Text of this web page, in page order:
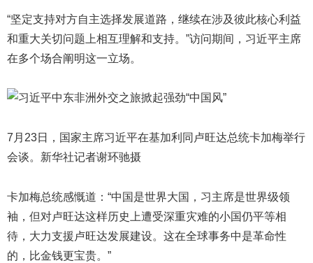
“坚定支持对方自主选择发展道路，继续在涉及彼此核心利益
和重大关切问题上相互理解和支持。”访问期间，习近平主席
在多个场合阐明这一立场。
7月23日，国家主席习近平在基加利同卢旺达总统卡加梅举行
会谈。新华社记者谢环驰摄
卡加梅总统感慨道：“中国是世界大国，习主席是世界级领
袖，但对卢旺达这样历史上遭受深重灾难的小国仍平等相
待，大力支援卢旺达发展建设。这在全球事务中是革命性
的，比金钱更宝贵。”